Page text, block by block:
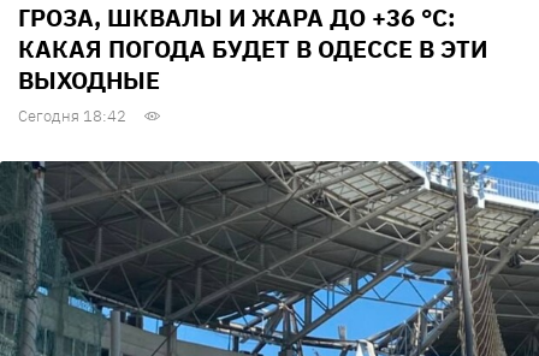
ГРОЗА, ШКВАЛЫ И ЖАРА ДО +36 °С:
КАКАЯ ПОГОДА БУДЕТ В ОДЕССЕ В ЭТИ
ВЫХОДНЫЕ
Сегодня 18:42